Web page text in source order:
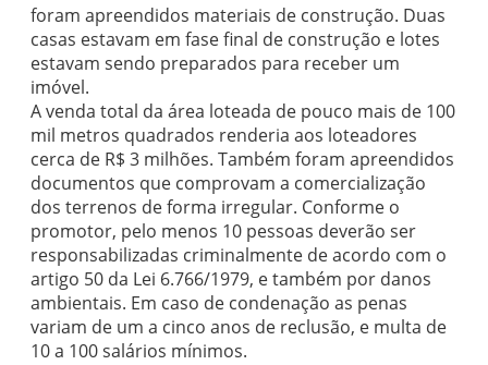
foram apreendidos materiais de construção. Duas
casas estavam em fase final de construção e lotes
estavam sendo preparados para receber um
imóvel.
A venda total da área loteada de pouco mais de 100
mil metros quadrados renderia aos loteadores
cerca de R$ 3 milhões. Também foram apreendidos
documentos que comprovam a comercialização
dos terrenos de forma irregular. Conforme o
promotor, pelo menos 10 pessoas deverão ser
responsabilizadas criminalmente de acordo com o
artigo 50 da Lei 6.766/1979, e também por danos
ambientais. Em caso de condenação as penas
variam de um a cinco anos de reclusão, e multa de
10 a 100 salários mínimos.